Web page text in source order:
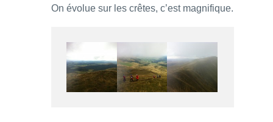
On évolue sur les crêtes, c’est magnifique.